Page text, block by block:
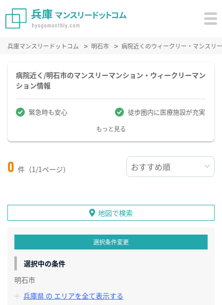
兵庫マンスリードットコム 明石市 病院近くのウィークリー・マンスリ
病院近く/明石市のマンスリーマンション・ウィークリーマン
ション情報
緊急時も安心 徒歩圏内に医療施設が充実
もっと見る
0 件（1/1ページ）
地図で検索
選択条件変更
選択中の条件
明石市
兵庫県 の エリアを全て表示する